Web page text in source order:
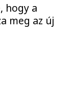
hogy a
meg az új